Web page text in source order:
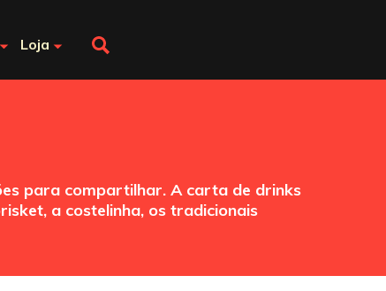
Loja
para compartilhar. A carta de drinks
a costelinha, os tradicionais